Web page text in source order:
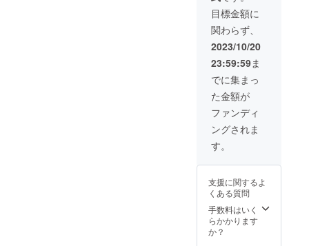
・素
材 ガ
ラス ・
デザイ
ン １
種
目標金額に
関わらず、
2023/10/20
23:59:59ま
でに集まっ
た金額が
ファンディ
ングされま
す。
支援に関するよ
くある質問
手数料はいく
らかかります
か？